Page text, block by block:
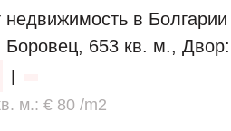
недвижимость в
Боровец, 653 кв. м.,
м.: € 80 /m2